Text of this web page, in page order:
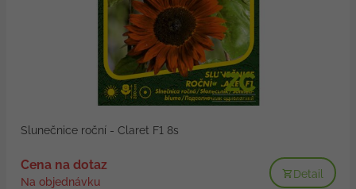
Slunečnice roční - Claret F1 8s
Cena na dotaz
Na objednávku
Detail